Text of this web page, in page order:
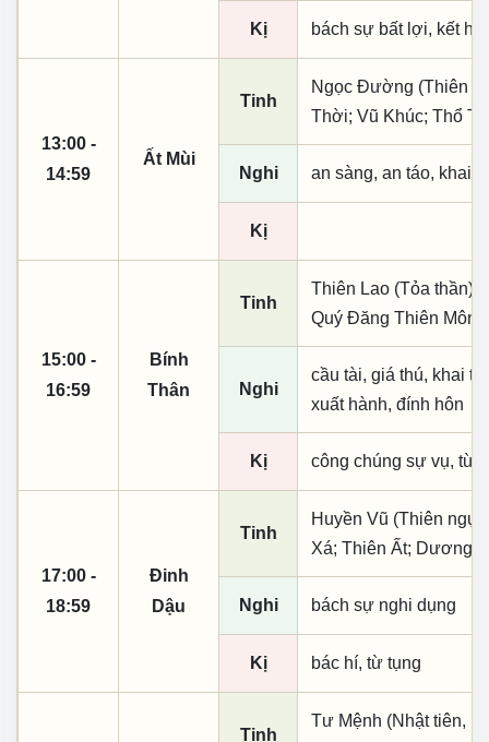
Kị bách sự bất lợi, kết
13:00 -
14:59
Ất Mùi
Tinh
Ngọc Đường (Thiên
Thời; Vũ Khúc; Thổ
Nghi an sàng, an táo, khai
Kị
15:00 -
16:59
Bính
Thân
Tinh
Thiên Lao (Tỏa thần);
Quý Đăng Thiên Môn;
Nghi
cầu tài, giá thú, khai
xuất hành, đính hôn
Kị công chúng sự vụ, từ
17:00 -
18:59
Đinh
Dậu
Tinh
Huyền Vũ (Thiên
Xá; Thiên Ất; Dương
Nghi bách sự nghi dụng
Kị bác hí, từ tụng
Tinh
Tư Mệnh (Nhật tiên,